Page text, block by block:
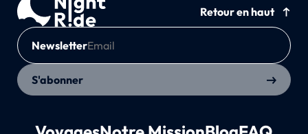
Retour en haut
Newsletter
S'abonner